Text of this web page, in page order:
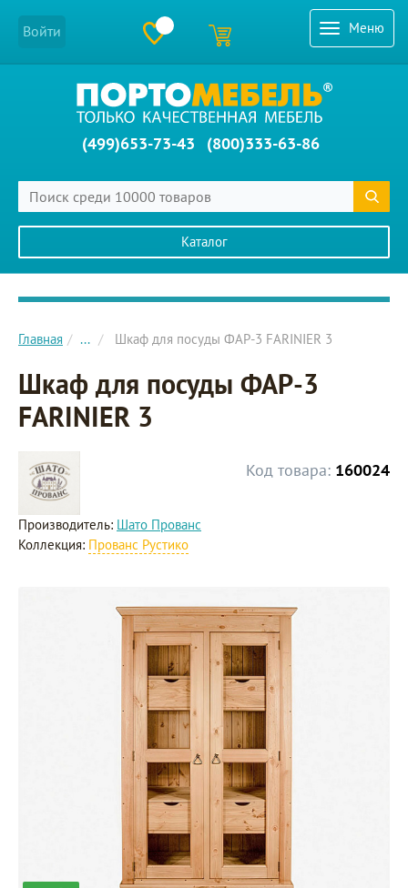
Меню
Войти
(499)653-73-43 (800)333-63-86
Каталог
Главное меню сайта
Главная ... Шкаф для посуды ФАР-3 FARINIER 3
Шкаф для посуды ФАР-3
FARINIER 3
Код товара: 160024
Производитель: Шато Прованс
Коллекция: Прованс Рустико